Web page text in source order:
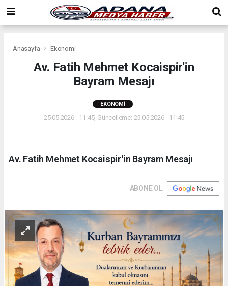
Anasayfa Ekonomi
Av. Fatih Mehmet Kocaispir'in
Bayram Mesajı
EKONOMI
25.05.2026 - 11:45, Güncelleme: 25.05.2026 - 11:45
Av. Fatih Mehmet Kocaispir'in Bayram Mesajı
ABONE OL